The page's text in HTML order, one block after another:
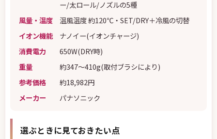
ー/太ロール/ノズルの5種
風量・温度
温風温度 約120℃・SET/DRY＋冷風の切替
イオン機能
ナノイー(イオンチャージ)
消費電力
650W(DRY時)
重量
約347〜410g(取付ブラシにより)
参考価格
約18,982円
メーカー
パナソニック
選ぶときに見ておきたい点